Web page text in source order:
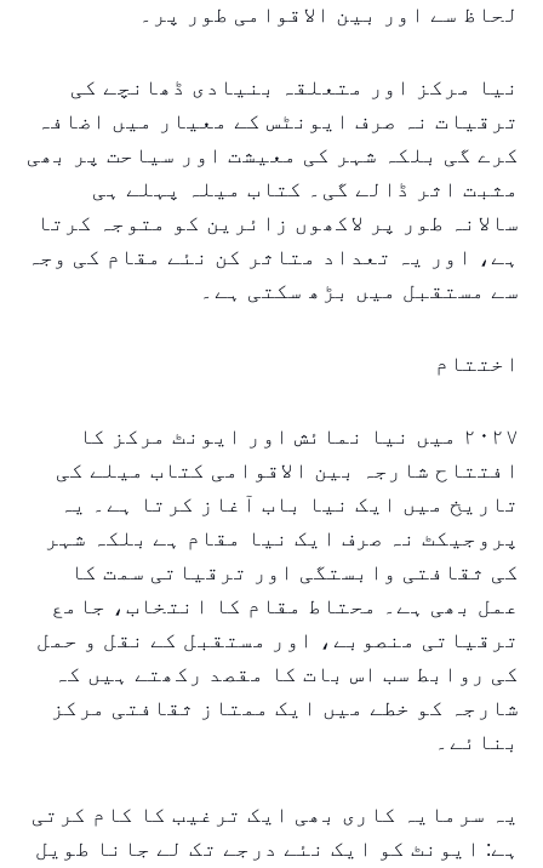
لحاظ سے اور بین الاقوامی طور پر۔
نیا مرکز اور متعلقہ بنیادی ڈھانچے کی
ترقیات نہ صرف ایونٹس کے معیار میں اضافہ
کرے گی بلکہ شہر کی معیشت اور سیاحت پر بھی
مثبت اثر ڈالے گی۔ کتاب میلہ پہلے ہی
سالانہ طور پر لاکھوں زائرین کو متوجہ کرتا
ہے، اور یہ تعداد متاثر کن نئے مقام کی وجہ
سے مستقبل میں بڑھ سکتی ہے۔
اختتام
۲۰۲۷ میں نیا نمائش اور ایونٹ مرکز کا
افتتاح شارجہ بین الاقوامی کتاب میلے کی
تاریخ میں ایک نیا باب آغاز کرتا ہے۔ یہ
پروجیکٹ نہ صرف ایک نیا مقام ہے بلکہ شہر
کی ثقافتی وابستگی اور ترقیاتی سمت کا
عمل بھی ہے۔ محتاط مقام کا انتخاب، جامع
ترقیاتی منصوبے، اور مستقبل کے نقل و حمل
کی روابط سب اس بات کا مقصد رکھتے ہیں کہ
شارجہ کو خطے میں ایک ممتاز ثقافتی مرکز
بنائے۔
یہ سرمایہ کاری بھی ایک ترغیب کا کام کرتی
ہے: ایونٹ کو ایک نئے درجے تک لے جانا طویل